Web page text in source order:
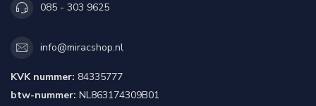
085 - 303 9625
info@miracshop.nl
KVK nummer: 84335777
btw-nummer: NL863174309B01